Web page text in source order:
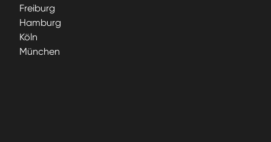
Freiburg
Hamburg
Köln
München